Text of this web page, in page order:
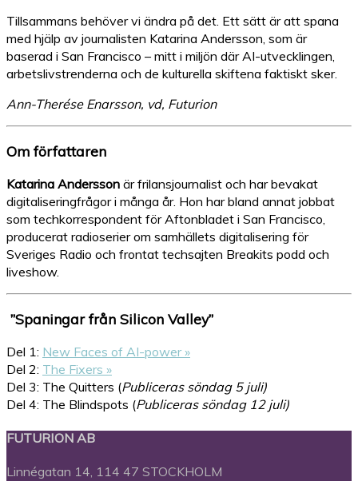
Tillsammans behöver vi ändra på det. Ett sätt är att spana
med hjälp av journalisten Katarina Andersson, som är
baserad i San Francisco – mitt i miljön där AI-utvecklingen,
arbetslivstrenderna och de kulturella skiftena faktiskt sker.
Ann-Therése Enarsson, vd, Futurion
Om författaren
Katarina Andersson är frilansjournalist och har bevakat
digitaliseringfrågor i många år. Hon har bland annat jobbat
som techkorrespondent för Aftonbladet i San Francisco,
producerat radioserier om samhällets digitalisering för
Sveriges Radio och frontat techsajten Breakits podd och
liveshow.
”Spaningar från Silicon Valley”
Del 1: New Faces of AI-power »
Del 2: The Fixers »
Del 3: The Quitters (Publiceras söndag 5 juli)
Del 4: The Blindspots (Publiceras söndag 12 juli)
FUTURION AB
Linnégatan 14, 114 47 STOCKHOLM